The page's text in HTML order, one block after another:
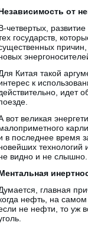
от
четвертых,
государств,
Китая такой
к
идет
вот великая
в последнее время
технологий
видно и не
главная
нефть, на
не нефти, то уж